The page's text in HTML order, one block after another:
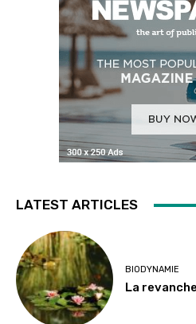
LATEST ARTICLES
BIODYNAMIE
La